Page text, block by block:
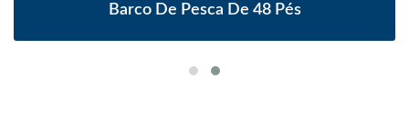
Barco De Pesca De 48 Pés